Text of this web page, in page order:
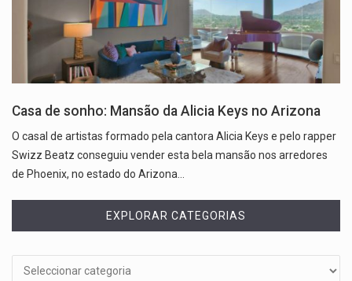
Casa de sonho: Mansão da Alicia Keys no Arizona
O casal de artistas formado pela cantora Alicia Keys e pelo rapper
Swizz Beatz conseguiu vender esta bela mansão nos arredores
de Phoenix, no estado do Arizona…
EXPLORAR CATEGORIAS